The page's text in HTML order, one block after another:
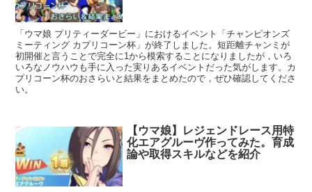
「ウマ娘 プリティーダービー」におけるイベント「チャンピオンズ
ミーティング カプリコーン杯」が終了しました。短距離チャンミが
初開催と言うことで完全に1から模索することになりましたが，いろ
いろなノウハウも手に入った実りあるイベントだった気がします。カ
プリコーン杯のおさらいと結果をまとめたので，ぜひ確認してくださ
い。
【ウマ娘】レジェンドレース用特
化エアグルーヴ作ってみた。育成
論や取得スキルなどを紹介